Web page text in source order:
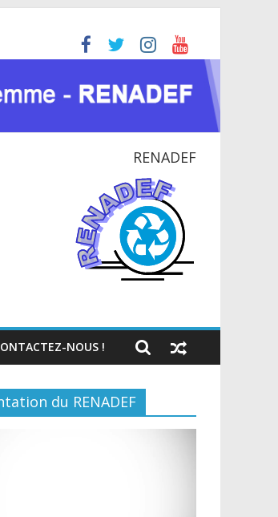
paix et le dialogue national
des crises humanitaires
RENADEF
NOUS !
du RENADEF